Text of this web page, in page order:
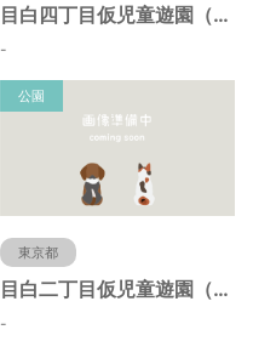
目白四丁目仮児童遊園（東京都豊島区）
-
公園
東京都
目白二丁目仮児童遊園（東京都豊島区）
-